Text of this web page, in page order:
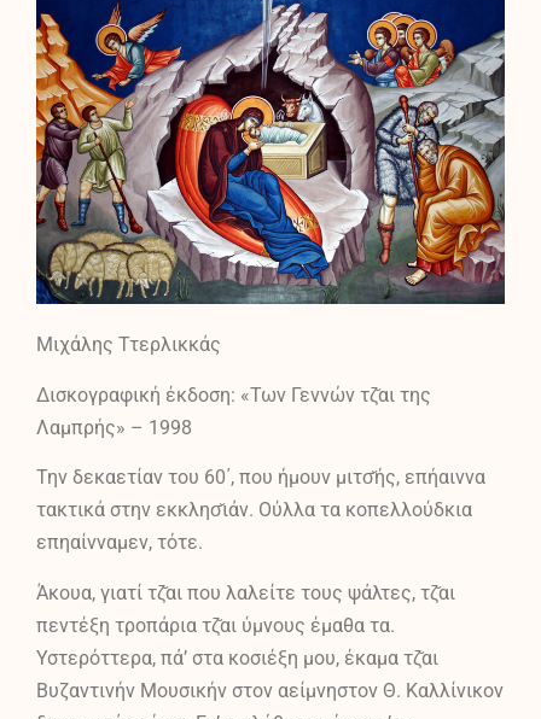
Μιχάλης Ττερλικκάς
Δισκογραφική έκδοση: «Των Γεννών τζ̆αι της
Λαμπρής» – 1998
Την δεκαετίαν του 60΄, που ήμουν μιτσ̆ής, επήαιννα
τακτικά στην εκκλησ̆ιάν. Ούλλα τα κοπελλούδκια
επηαίνναμεν, τότε.
Άκουα, γιατί τζ̆αι που λαλείτε τους ψάλτες, τζ̆αι
πεντέξη τροπάρια τζ̆αι ύμνους έμαθα τα.
Υστερόττερα, πά’ στα κοσιέξη μου, έκαμα τζ̆αι
Βυζαντινήν Μουσικήν στον αείμνηστον Θ. Καλλίνικον